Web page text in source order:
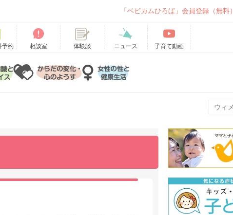
「ベビカムひろば」会員登録（無料）
予約 相談室 体験談 ニュース 子育て動画